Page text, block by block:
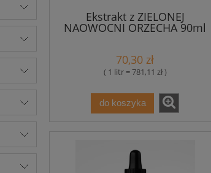
Ekstrakt z ZIELONEJ
NAOWOCNI ORZECHA 90ml
70,30 zł
( 1 litr = 781,11 zł )
do koszyka